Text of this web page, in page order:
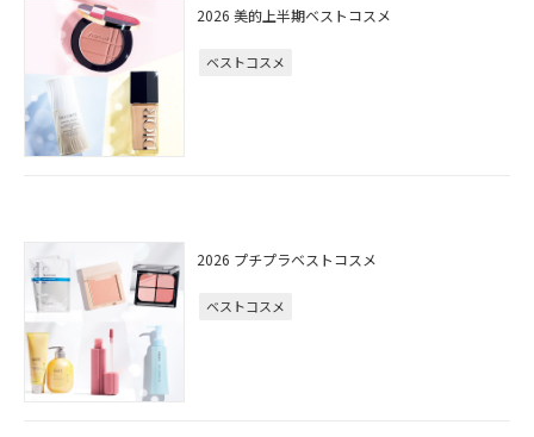
2026 美的上半期ベストコスメ
ベストコスメ
2026 プチプラベストコスメ
ベストコスメ